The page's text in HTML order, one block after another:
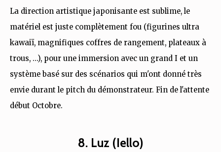
La direction artistique japonisante est sublime, le
matériel est juste complètement fou (figurines ultra
kawaiï, magnifiques coffres de rangement, plateaux à
trous, ...), pour une immersion avec un grand I et un
système basé sur des scénarios qui m'ont donné très
envie durant le pitch du démonstrateur. Fin de l'attente
début Octobre.
8. Luz (Iello)